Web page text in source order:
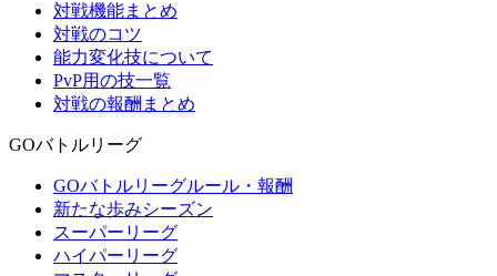
対戦機能まとめ
対戦のコツ
能力変化技について
PvP用の技一覧
対戦の報酬まとめ
GOバトルリーグ
GOバトルリーグルール・報酬
新たな歩みシーズン
スーパーリーグ
ハイパーリーグ